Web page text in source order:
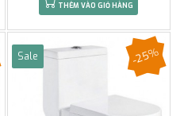
THÊM VÀO GIỎ HÀNG
Sale -25%